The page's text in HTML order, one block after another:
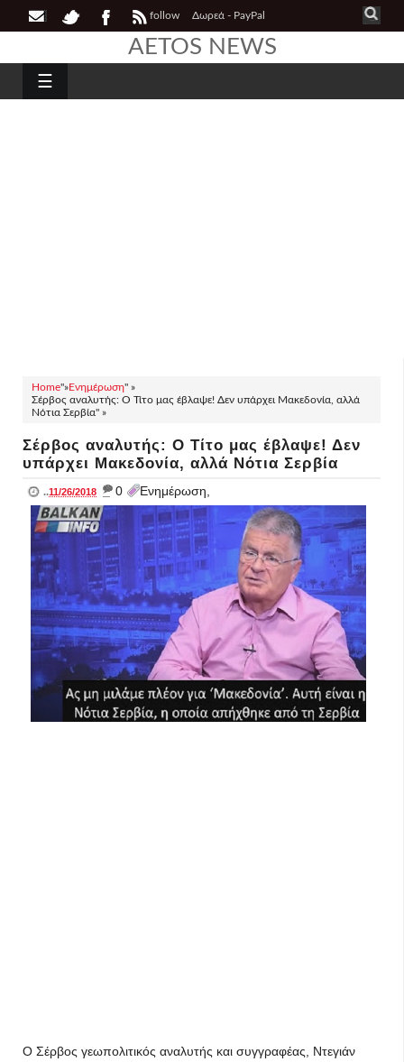
follow Δωρεά - PayPal
AETOS NEWS
☰
Home"»Ενημέρωση" »
Σέρβος αναλυτής: Ο Τίτο μας έβλαψε! Δεν υπάρχει Μακεδονία, αλλά
Νότια Σερβία" »
Σέρβος αναλυτής: Ο Τίτο μας έβλαψε! Δεν
υπάρχει Μακεδονία, αλλά Νότια Σερβία
..11/26/2018 _ 0 Ενημέρωση,
Ο Σέρβος γεωπολιτικός αναλυτής και συγγραφέας, Ντεγιάν